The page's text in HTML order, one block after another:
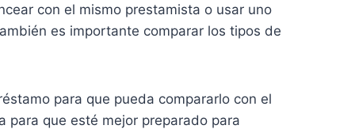
con el mismo prestamista o usar uno
es importante comparar los tipos de
para que pueda compararlo con el
para que esté mejor preparado para